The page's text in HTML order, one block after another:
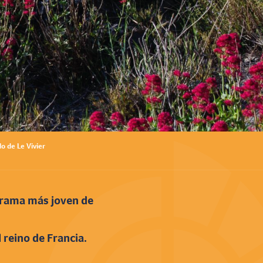
de Le Vivier
más joven de
de Francia.